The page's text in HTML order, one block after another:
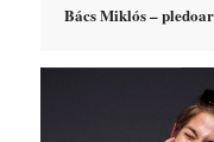
Bács Miklós –